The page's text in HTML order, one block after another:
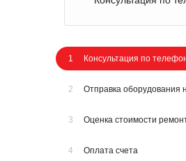
1 Консультация по
2 Отправка оборудования
3 Оценка стоимости
4 Оплата счета